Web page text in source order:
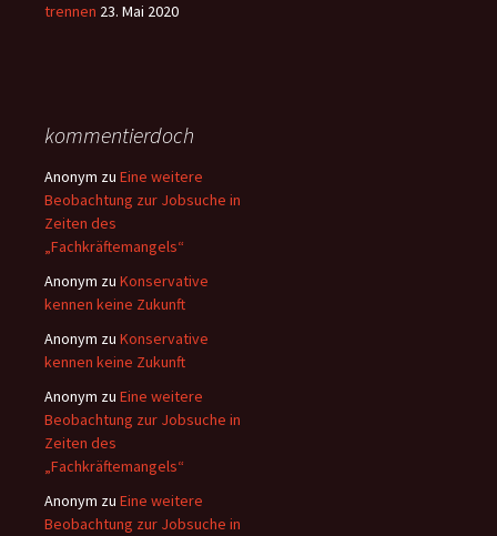
trennen 23. Mai 2020
kommentierdoch
Anonym zu Eine weitere
Beobachtung zur Jobsuche in
Zeiten des
„Fachkräftemangels“
Anonym zu Konservative
kennen keine Zukunft
Anonym zu Konservative
kennen keine Zukunft
Anonym zu Eine weitere
Beobachtung zur Jobsuche in
Zeiten des
„Fachkräftemangels“
Anonym zu Eine weitere
Beobachtung zur Jobsuche in